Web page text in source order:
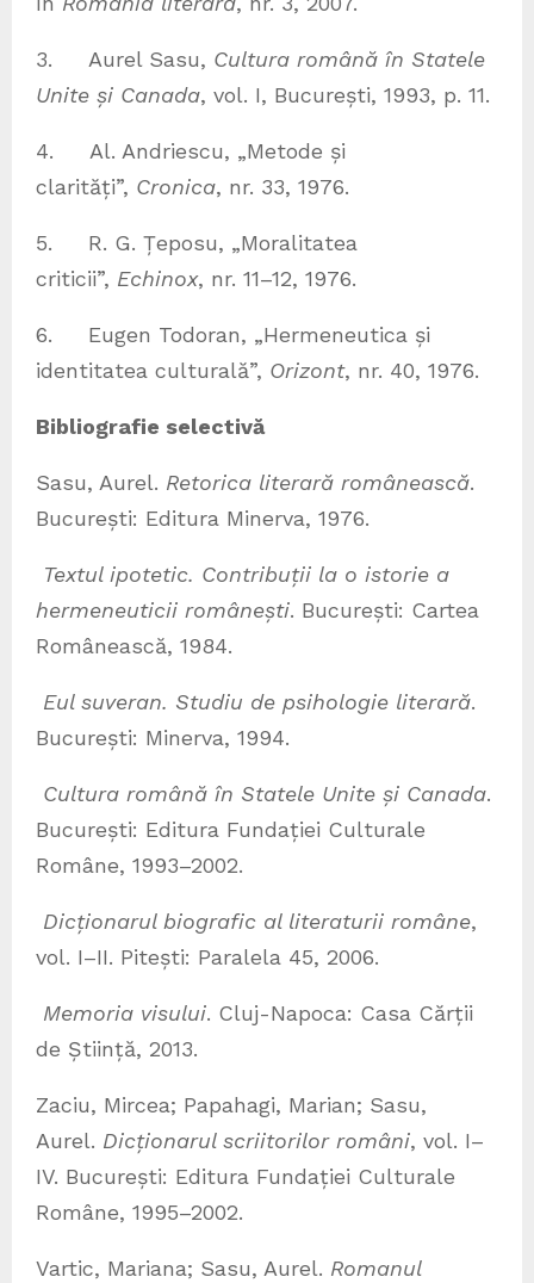
3. Aurel Sasu, Cultura română în Statele
Unite și Canada, vol. I, București, 1993, p. 11.
4. Al. Andriescu, „Metode și
clarități”, Cronica, nr. 33, 1976.
5. R. G. Țeposu, „Moralitatea
criticii”, Echinox, nr. 11–12, 1976.
6. Eugen Todoran, „Hermeneutica și
identitatea culturală”, Orizont, nr. 40, 1976.
Bibliografie selectivă
Sasu, Aurel. Retorica literară românească.
București: Editura Minerva, 1976.
Textul ipotetic. Contribuții la o istorie a
hermeneuticii românești. București: Cartea
Românească, 1984.
Eul suveran. Studiu de psihologie literară.
București: Minerva, 1994.
Cultura română în Statele Unite și Canada.
București: Editura Fundației Culturale
Române, 1993–2002.
Dicționarul biografic al literaturii române,
vol. I–II. Pitești: Paralela 45, 2006.
Memoria visului. Cluj-Napoca: Casa Cărții
de Știință, 2013.
Zaciu, Mircea; Papahagi, Marian; Sasu,
Aurel. Dicționarul scriitorilor români, vol. I–
IV. București: Editura Fundației Culturale
Române, 1995–2002.
Vartic, Mariana; Sasu, Aurel. Romanul